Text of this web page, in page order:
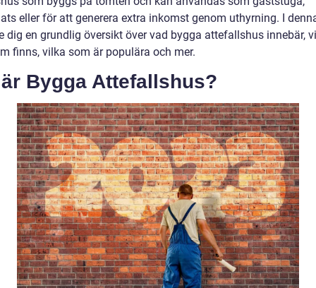
eller för att generera extra inkomst genom uthyrning. I
dig en grundlig översikt över vad bygga attefallshus innebär,
finns, vilka som är populära och mer.
Bygga Attefallshus?